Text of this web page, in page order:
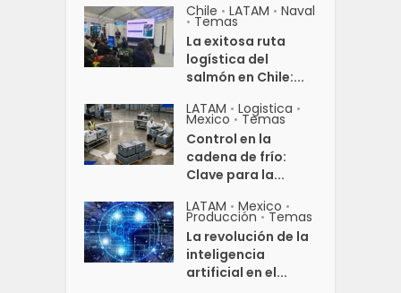
Chile • LATAM • Naval
• Temas
La exitosa ruta
logística del
salmón en Chile:...
LATAM • Logistica •
Mexico • Temas
Control en la
cadena de frío:
Clave para la...
LATAM • Mexico •
Producción • Temas
La revolución de la
inteligencia
artificial en el...